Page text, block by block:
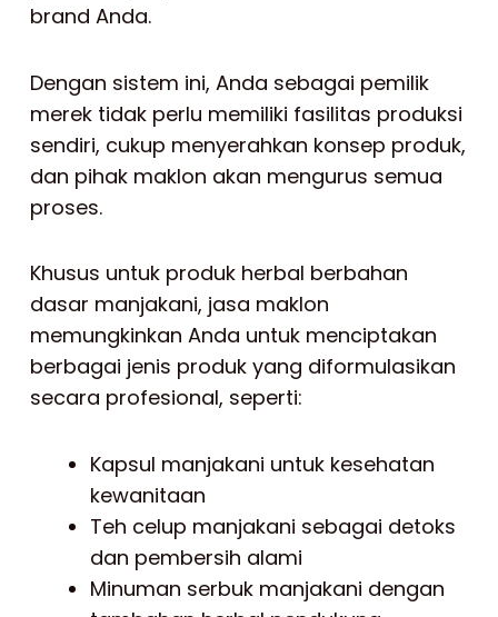
brand Anda.
Dengan sistem ini, Anda sebagai pemilik
merek tidak perlu memiliki fasilitas produksi
sendiri, cukup menyerahkan konsep produk,
dan pihak maklon akan mengurus semua
proses.
Khusus untuk produk herbal berbahan
dasar manjakani, jasa maklon
memungkinkan Anda untuk menciptakan
berbagai jenis produk yang diformulasikan
secara profesional, seperti:
Kapsul manjakani untuk kesehatan
kewanitaan
Teh celup manjakani sebagai detoks
dan pembersih alami
Minuman serbuk manjakani dengan